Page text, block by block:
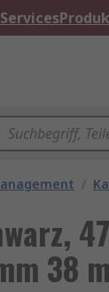
Services
/
38